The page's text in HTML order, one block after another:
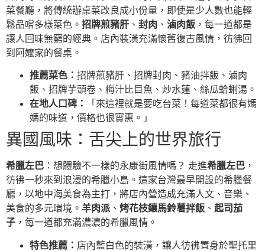
菜餐廳，將傳統辦桌菜改良成小份量，即使是少人數也能輕
鬆品嚐多樣菜色。 招牌煎豬肝 、 封肉 、 滷肉飯 ，每一道都是
讓人回味無窮的經典。店內裝潢充滿懷舊復古風情，彷彿回
到阿嬤家的餐桌。
推薦菜色： 招牌煎豬肝、招牌封肉、豬油拌飯、滷肉
飯、招牌芋頭卷、梅汁比目魚、炒水蓮、絲瓜蛤蜊湯。
在地人口碑：
「來這裡就是要吃台菜！每道菜都很有媽
媽的味道，價格也很實惠。」
異國風味：舌尖上的世界旅行
希臘左巴 ：想體驗不一樣的永康街風情嗎？ 走進希臘左巴 ，
彷彿一秒來到浪漫的希臘小島。這家台灣最早開設的希臘餐
廳，以地中海美食為主打，將店內營造成充滿人文、音樂、
美食的多元環境。 羊肉派 、 烤花枝鑲馬鈴薯拌飯 、 起司茄
子 ，每一道都充滿濃濃的希臘風情。
特色推薦： 店內藍白色的裝潢，讓人彷彿置身於聖托里